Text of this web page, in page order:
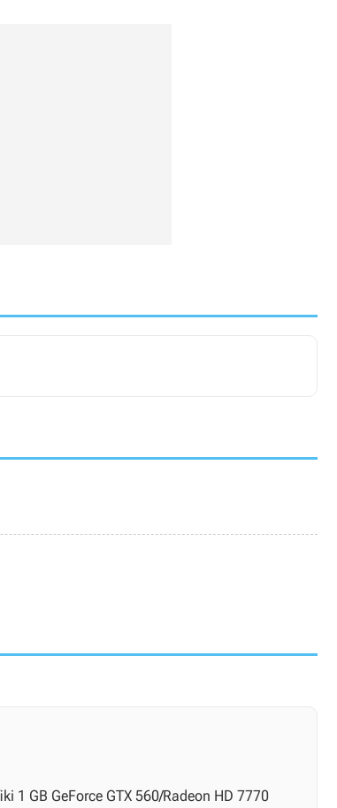
1 GB GeForce GTX 560/Radeon HD 7770